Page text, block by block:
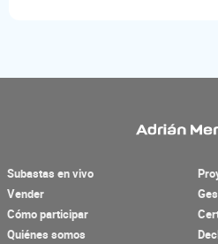
Subastas en vivo
Vender
Cómo participar
Quiénes somos